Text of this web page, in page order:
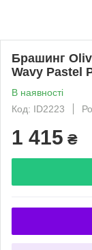
Брашинг
Wavy Pastel
В наявності
Код: ID2223
1 415 ₴